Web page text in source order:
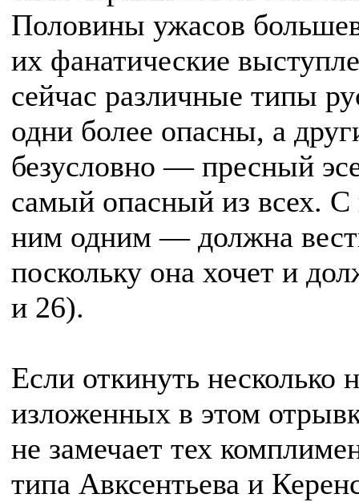
Половины ужасов
их фанатические
сейчас различные типы
одни более опасны, а
безусловно — пресный
самый опасный из всех.
ним одним — должна
поскольку она хочет и
и 26).
Если откинуть несколько
изложенных в этом
не замечает тех
типа Авксентьева и